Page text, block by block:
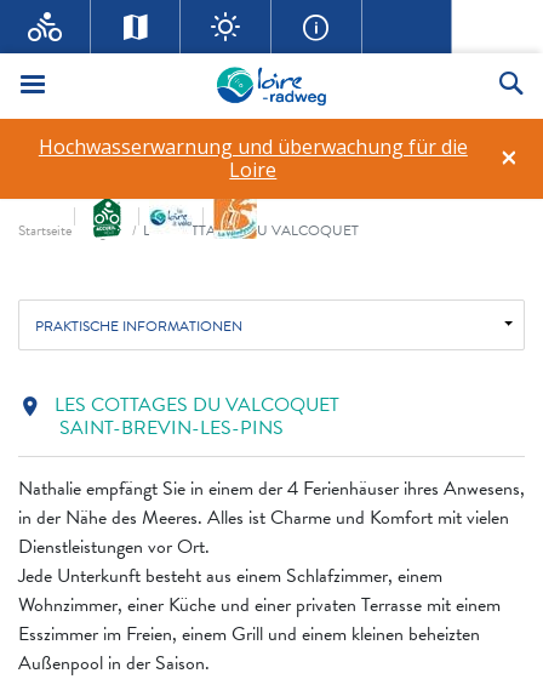
Menü
×
Hochwasserwarnung und überwachung für die
Loire
LES COTTAGES DU
VALCOQUET
Fil d'ariane
Startseite git LES COTTAGES DU VALCOQUET
PRAKTISCHE INFORMATIONEN
Nathalie empfängt Sie in einem der 4 Ferienhäuser ihres Anwesens,
in der Nähe des Meeres. Alles ist Charme und Komfort mit vielen
Dienstleistungen vor Ort.
Jede Unterkunft besteht aus einem Schlafzimmer, einem
Wohnzimmer, einer Küche und einer privaten Terrasse mit einem
Esszimmer im Freien, einem Grill und einem kleinen beheizten
Außenpool in der Saison.
location_on LES COTTAGES DU VALCOQUET
SAINT-BREVIN-LES-PINS